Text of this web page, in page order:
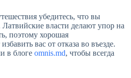
убедитесь, что вы
власти делают упор на
поэтому хорошая
вас от отказа во въезде.
в блоге omnis.md, чтобы всегда